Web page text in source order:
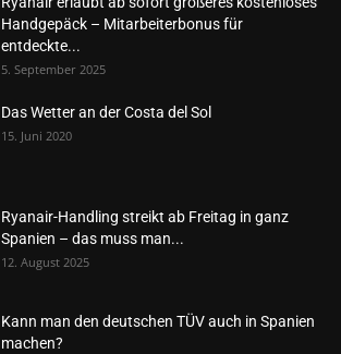
Handgepäck – Mitarbeiterbonus für
entdeckte...
5. September 2025
Das Wetter an der Costa del Sol
15. Juni 2020
Ryanair-Handling streikt ab Freitag in ganz
Spanien – das muss man...
12. August 2025
Kann man den deutschen TÜV auch in Spanien
machen?